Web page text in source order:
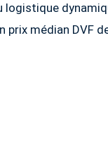
logistique
prix médian DVF